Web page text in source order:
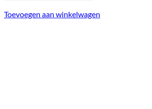
Toevoegen aan winkelwagen